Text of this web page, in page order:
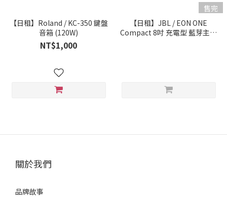
【日租】Roland / KC-350 鍵盤
音箱 (120W)
NT$1,000
售完
【日租】JBL / EON ONE
Compact 8吋 充電型 藍芽主動
關於我們
品牌故事